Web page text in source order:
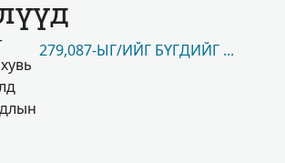
279,087-ЫГ/ИЙГ БҮГДИЙГ НЬ ҮЗЭХ